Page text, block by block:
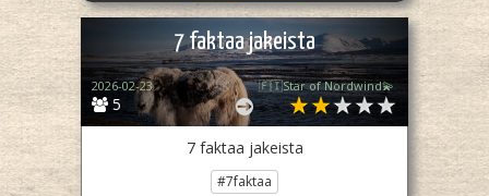
7 faktaa jakeista
5
2026-02-23 🇫🇮Star of Nordwind💫
7 faktaa jakeista
#7faktaa